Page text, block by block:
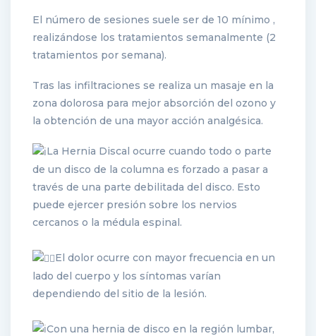
El número de sesiones suele ser de 10 mínimo ,
realizándose los tratamientos semanalmente (2
tratamientos por semana).
Tras las infiltraciones se realiza un masaje en la
zona dolorosa para mejor absorción del ozono y
la obtención de una mayor acción analgésica.
La Hernia Discal ocurre cuando todo o parte
de un disco de la columna es forzado a pasar a
través de una parte debilitada del disco. Esto
puede ejercer presión sobre los nervios
cercanos o la médula espinal.
El dolor ocurre con mayor frecuencia en un
lado del cuerpo y los síntomas varían
dependiendo del sitio de la lesión.
Con una hernia de disco en la región lumbar,